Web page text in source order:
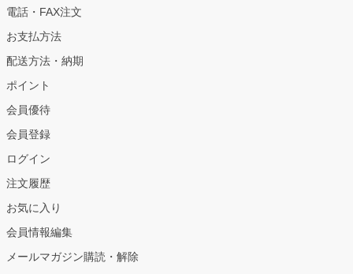
電話・FAX注文
お支払方法
配送方法・納期
ポイント
会員優待
会員登録
ログイン
注文履歴
お気に入り
会員情報編集
メールマガジン購読・解除